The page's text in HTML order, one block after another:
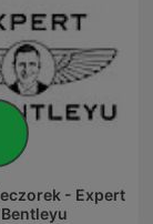
- Expert